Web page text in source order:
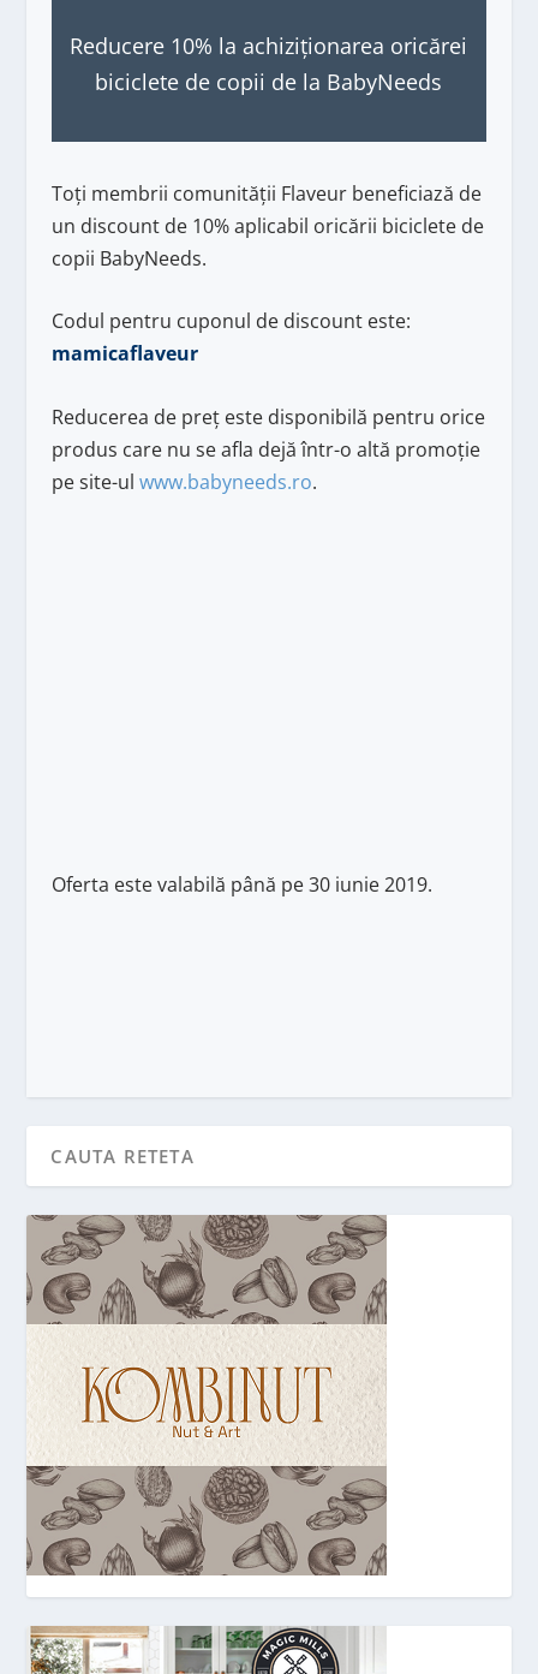
Reducere 10% la achiziționarea oricărei
biciclete de copii de la BabyNeeds
Toți membrii comunității Flaveur beneficiază de
un discount de 10% aplicabil oricării biciclete de
copii BabyNeeds.
Codul pentru cuponul de discount este:
mamicaflaveur
Reducerea de preț este disponibilă pentru orice
produs care nu se afla dejă într-o altă promoție
pe site-ul www.babyneeds.ro.
Oferta este valabilă până pe 30 iunie 2019.